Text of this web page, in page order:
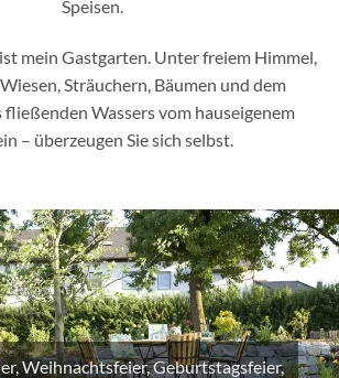
Speisen.
mein Gastgarten. Unter freiem Himmel,
Sträuchern, Bäumen und dem
fließenden Wassers vom hauseigenem
– überzeugen Sie sich selbst.
Weihnachtsfeier, Geburtstagsfeier,